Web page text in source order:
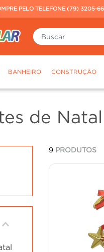
PELO TELEFONE (79) 3205-
Buscar
BANHEIRO CONSTRUÇÃO
de Natal
9 PRODUTOS